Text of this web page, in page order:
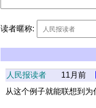
读者暱称:
人民报读者 11月前
从这个例子就能联想到为